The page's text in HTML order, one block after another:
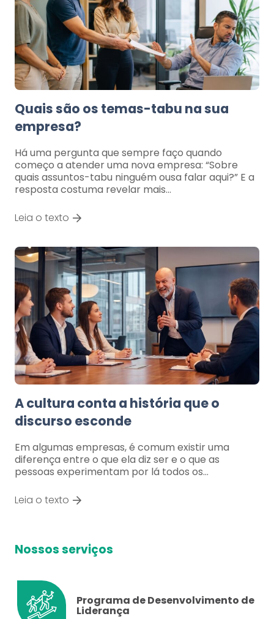
Quais são os temas-tabu na sua
empresa?
Há uma pergunta que sempre faço quando
começo a atender uma nova empresa: “Sobre
quais assuntos-tabu ninguém ousa falar aqui?” E a
resposta costuma revelar mais…
Leia o texto
A cultura conta a história que o
discurso esconde
Em algumas empresas, é comum existir uma
diferença entre o que ela diz ser e o que as
pessoas experimentam por lá todos os…
Leia o texto
Nossos serviços
Programa de Desenvolvimento de
Liderança